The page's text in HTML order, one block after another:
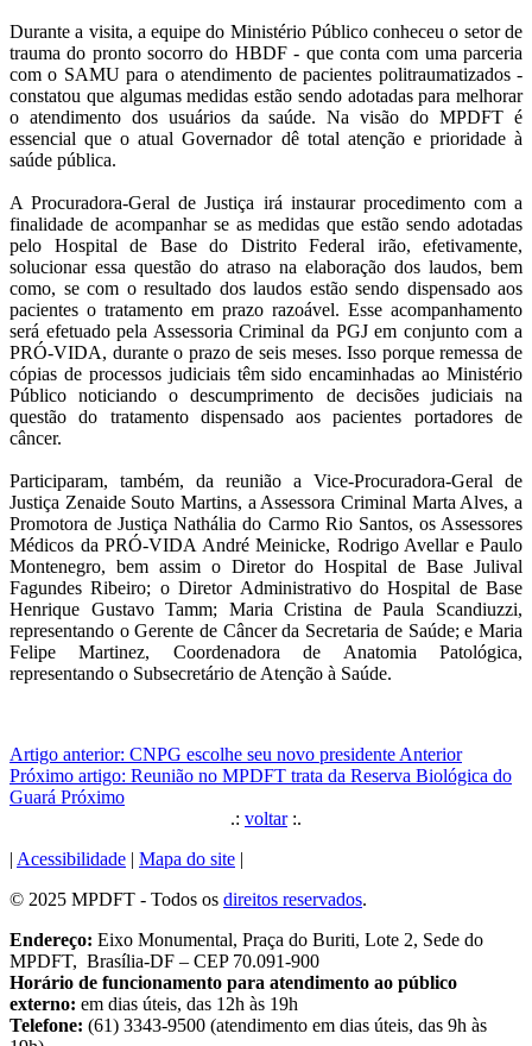
Durante a visita, a equipe do Ministério Público conheceu o setor de
trauma do pronto socorro do HBDF - que conta com uma parceria
com o SAMU para o atendimento de pacientes politraumatizados -
constatou que algumas medidas estão sendo adotadas para melhorar
o atendimento dos usuários da saúde. Na visão do MPDFT é
essencial que o atual Governador dê total atenção e prioridade à
saúde pública.
A Procuradora-Geral de Justiça irá instaurar procedimento com a
finalidade de acompanhar se as medidas que estão sendo adotadas
pelo Hospital de Base do Distrito Federal irão, efetivamente,
solucionar essa questão do atraso na elaboração dos laudos, bem
como, se com o resultado dos laudos estão sendo dispensado aos
pacientes o tratamento em prazo razoável. Esse acompanhamento
será efetuado pela Assessoria Criminal da PGJ em conjunto com a
PRÓ-VIDA, durante o prazo de seis meses. Isso porque remessa de
cópias de processos judiciais têm sido encaminhadas ao Ministério
Público noticiando o descumprimento de decisões judiciais na
questão do tratamento dispensado aos pacientes portadores de
câncer.
Participaram, também, da reunião a Vice-Procuradora-Geral de
Justiça Zenaide Souto Martins, a Assessora Criminal Marta Alves, a
Promotora de Justiça Nathália do Carmo Rio Santos, os Assessores
Médicos da PRÓ-VIDA André Meinicke, Rodrigo Avellar e Paulo
Montenegro, bem assim o Diretor do Hospital de Base Julival
Fagundes Ribeiro; o Diretor Administrativo do Hospital de Base
Henrique Gustavo Tamm; Maria Cristina de Paula Scandiuzzi,
representando o Gerente de Câncer da Secretaria de Saúde; e Maria
Felipe Martinez, Coordenadora de Anatomia Patológica,
representando o Subsecretário de Atenção à Saúde.
Artigo anterior: CNPG escolhe seu novo presidente Anterior
Próximo artigo: Reunião no MPDFT trata da Reserva Biológica do
Guará Próximo
.: voltar:.
| Acessibilidade | Mapa do site |
© 2025 MPDFT - Todos os direitos reservados.
Endereço: Eixo Monumental, Praça do Buriti, Lote 2, Sede do
MPDFT, Brasília-DF – CEP 70.091-900
Horário de funcionamento para atendimento ao público
externo: em dias úteis, das 12h às 19h
Telefone: (61) 3343-9500 (atendimento em dias úteis, das 9h às